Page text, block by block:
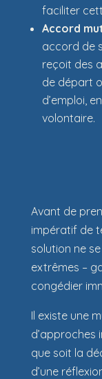
faciliter
Accord
accord de
reçoit des
de départ
d’emploi,
volontaire.
Avant de
impératif de
solution ne
extrêmes –
congédier
Il existe une
d’approches
que soit la
d’une